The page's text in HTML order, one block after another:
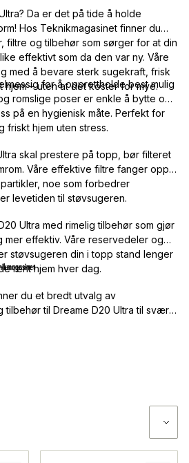
Da er det på tide å holde
Hos Teknikmagasinet finner du
filtre og tilbehør som sørger for at din
effektivt som da den var ny. Våre
med å bevare sterk sugekraft, frisk
– uten at det koster for mye.
for å opprettholde best mulig
romslige poser er enkle å bytte og
på en hygienisk måte. Perfekt for
friskt hjem uten stress.
skal prestere på topp, bør filteret
Våre effektive filtre fanger opp
noe som forbedrer
levetiden til støvsugeren.
Ultra med rimelig tilbehør som gjør
effektiv. Våre reservedeler og
støvsugeren din i topp stand lenger
rent hjem hver dag.
du et bredt utvalg av
til Dreame D20 Ultra til svært
sikre betalinger. Hold støvsugeren
våre rimelige reservedeler!